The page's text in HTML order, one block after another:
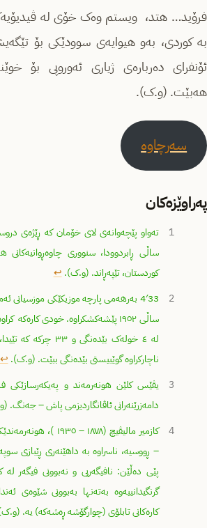
فرۆید… هتد، ویستم وەک خۆی لە
بە کوردی، بەو هیوایەی سوودێکی بۆ
ئۆنفرای دەربارەی ژیاری ئەوروپی بۆ
هەبێت. (و.ک).
سەرچاوە
پەراوێزەکان
1
ساڵی ڕابردوودا، سنووری
کوردستان، تێپەڕاند. (و.ک). ↩︎
2
4′33 بەرهەمی پارچە موزیکێکی
ساڵی ١٩٥٢ پێشەکشکراوە. خودی
لە ٤ خولەک بێدەنگی و
ناچارکراوە گوێبیستی بێدەنگی ببێت. (و.ک). ↩︎
3
یڤێس کلێن هونەرمەند و پەیکەرسازێکی
دامەزرێنەرانی ئاڤانگاردیزمی پاش – جەنگ.
4
کازمیر مالیڤیچ (١٨٧٨ –
– ڕووسیە، ناسراوە بە داهێنەری ڕێبازی
پێی دەڵێن: نافیگەریی و نەبوونی فیگەر
گرنگیدانییەوە بەتەنها بەبوونی شێوەی
کارەکانی تابلۆی (چوارگۆشە ڕەشەکە) یە.